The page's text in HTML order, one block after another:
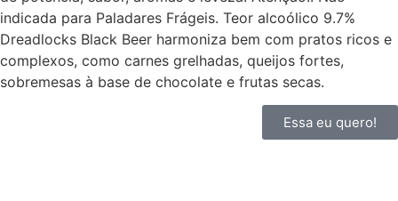
indicada para Paladares Frágeis. Teor alcoólico 9.7%
Dreadlocks Black Beer harmoniza bem com pratos ricos e
complexos, como carnes grelhadas, queijos fortes,
sobremesas à base de chocolate e frutas secas.
Essa eu quero!